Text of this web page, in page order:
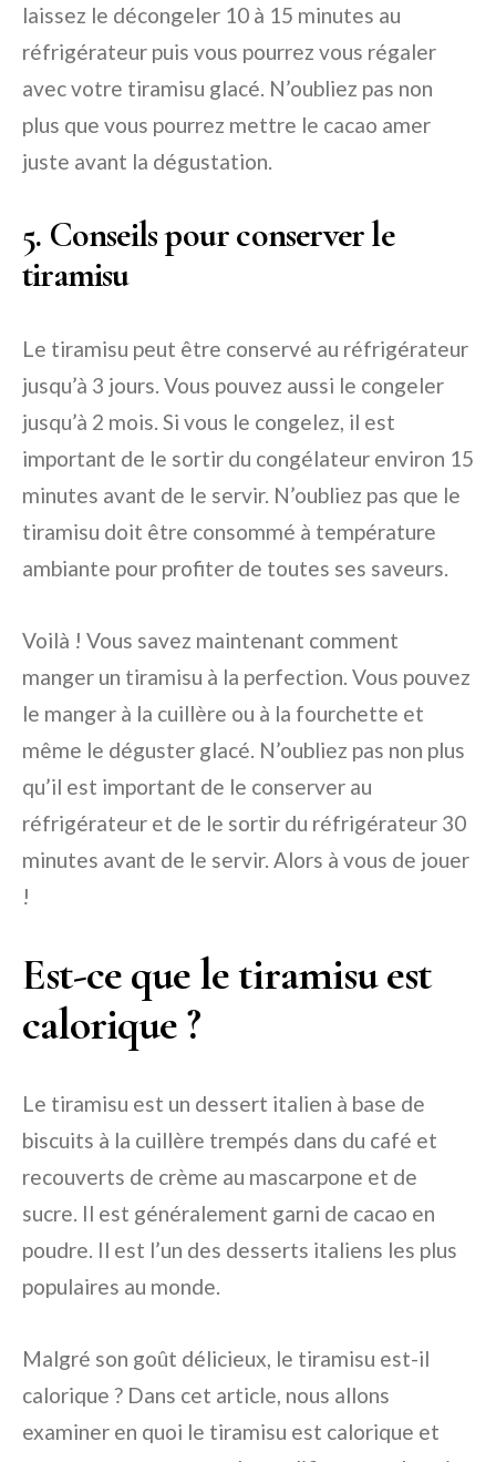
laissez le décongeler 10 à 15 minutes au
réfrigérateur puis vous pourrez vous régaler
avec votre tiramisu glacé. N’oubliez pas non
plus que vous pourrez mettre le cacao amer
juste avant la dégustation.
5. Conseils pour conserver le
tiramisu
Le tiramisu peut être conservé au réfrigérateur
jusqu’à 3 jours. Vous pouvez aussi le congeler
jusqu’à 2 mois. Si vous le congelez, il est
important de le sortir du congélateur environ 15
minutes avant de le servir. N’oubliez pas que le
tiramisu doit être consommé à température
ambiante pour profiter de toutes ses saveurs.
Voilà ! Vous savez maintenant comment
manger un tiramisu à la perfection. Vous pouvez
le manger à la cuillère ou à la fourchette et
même le déguster glacé. N’oubliez pas non plus
qu’il est important de le conserver au
réfrigérateur et de le sortir du réfrigérateur 30
minutes avant de le servir. Alors à vous de jouer
!
Est-ce que le tiramisu est
calorique ?
Le tiramisu est un dessert italien à base de
biscuits à la cuillère trempés dans du café et
recouverts de crème au mascarpone et de
sucre. Il est généralement garni de cacao en
poudre. Il est l’un des desserts italiens les plus
populaires au monde.
Malgré son goût délicieux, le tiramisu est-il
calorique ? Dans cet article, nous allons
examiner en quoi le tiramisu est calorique et